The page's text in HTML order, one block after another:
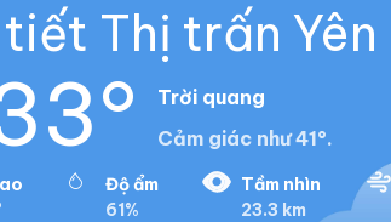
Thị trấn
Trời quang
Cảm giác như 41°.
Độ ẩm
61%
Tầm nhìn
23.3 km